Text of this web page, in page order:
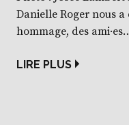
Danielle Roger nous
hommage, des
LIRE PLUS